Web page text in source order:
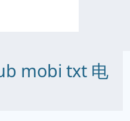
mobi txt 电